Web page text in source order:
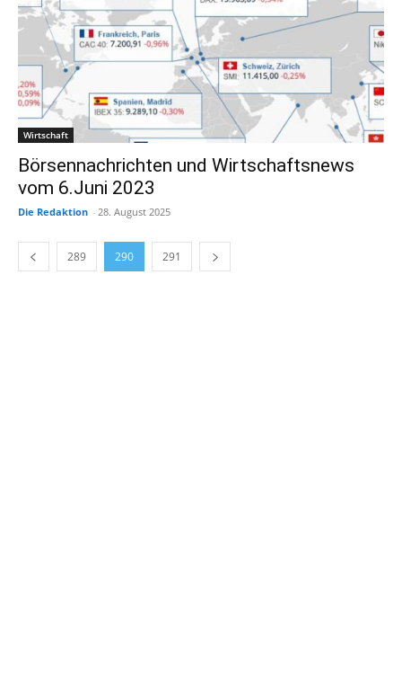
Wirtschaft
Börsennachrichten und Wirtschaftsnews
vom 6.Juni 2023
Die Redaktion - 28. August 2025
289 290 291